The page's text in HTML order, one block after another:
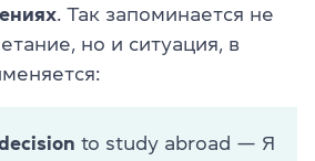
. Так запоминается не
но и ситуация, в
to study abroad — Я